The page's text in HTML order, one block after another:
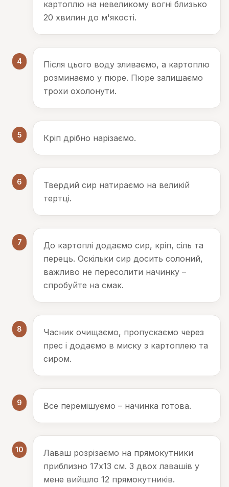
картоплю на невеликому вогні близько
20 хвилин до м'якості.
4
Після цього воду зливаємо, а картоплю
розминаємо у пюре. Пюре залишаємо
трохи охолонути.
5 Кріп дрібно нарізаємо.
6
Твердий сир натираємо на великій
тертці.
7
До картоплі додаємо сир, кріп, сіль та
перець. Оскільки сир досить солоний,
важливо не пересолити начинку –
спробуйте на смак.
8
Часник очищаємо, пропускаємо через
прес і додаємо в миску з картоплею та
сиром.
9 Все перемішуємо – начинка готова.
10
Лаваш розрізаємо на прямокутники
приблизно 17х13 см. З двох лавашів у
мене вийшло 12 прямокутників.